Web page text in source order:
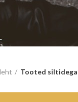
Tooted siltidega